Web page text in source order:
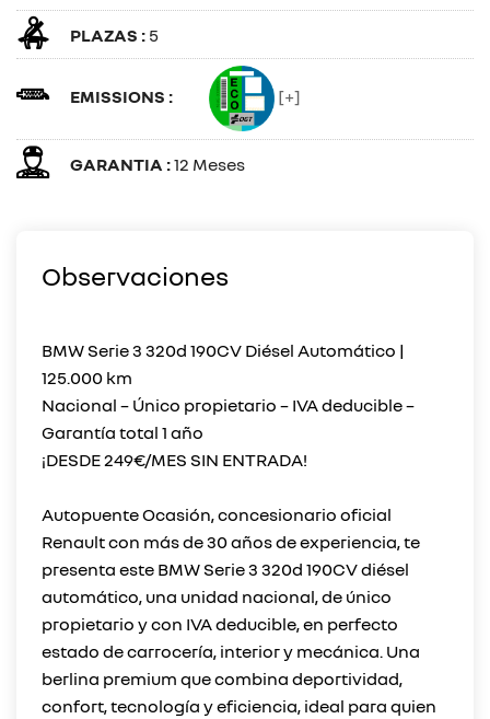
PLAZAS : 5
EMISSIONS : [+]
GARANTIA :12 Meses
Observaciones
BMW Serie 3 320d 190CV Diésel Automático |
125.000 km
Nacional – Único propietario – IVA deducible –
Garantía total 1 año
¡DESDE 249€/MES SIN ENTRADA!
Autopuente Ocasión, concesionario oficial
Renault con más de 30 años de experiencia, te
presenta este BMW Serie 3 320d 190CV diésel
automático, una unidad nacional, de único
propietario y con IVA deducible, en perfecto
estado de carrocería, interior y mecánica. Una
berlina premium que combina deportividad,
confort, tecnología y eficiencia, ideal para quien